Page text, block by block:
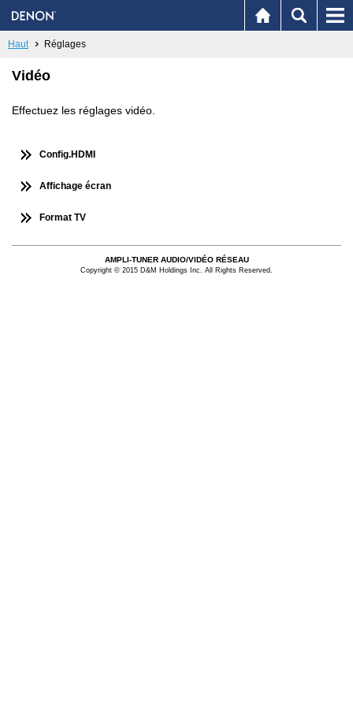
Haut Réglages
Vidéo
Effectuez les réglages vidéo.
Config.HDMI
Affichage écran
Format TV
AMPLI-TUNER AUDIO/VIDÉO RÉSEAU
Copyright © 2015 D&M Holdings Inc. All Rights Reserved.